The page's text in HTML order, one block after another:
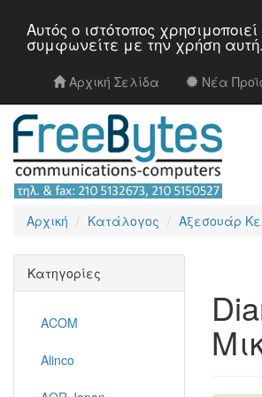
Αυτός ο ιστότοπος
συμφωνείτε με την χρήση αυτή.
Αρχική Σελίδα Νέα
Αρχική Κατάλογος Αξεσουάρ
Κατηγορίες
ACOM
Alinco